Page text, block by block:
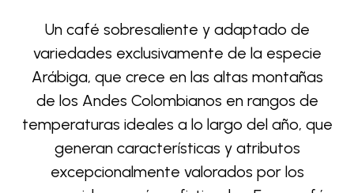
Un café sobresaliente y adaptado de
variedades exclusivamente de la especie
Arábiga, que crece en las altas montañas
de los Andes Colombianos en rangos de
temperaturas ideales a lo largo del año, que
generan características y atributos
excepcionalmente valorados por los